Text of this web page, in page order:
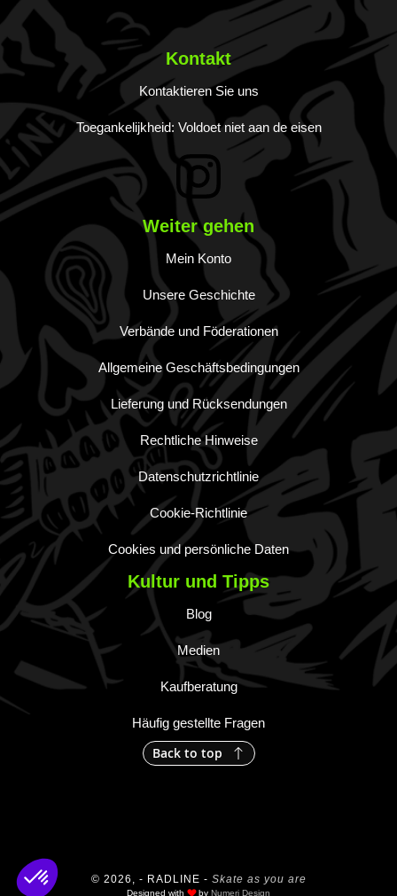
Kontakt
Kontaktieren Sie uns
Toegankelijkheid: Voldoet niet aan de eisen
Weiter gehen
Mein Konto
Unsere Geschichte
Verbände und Föderationen
Allgemeine Geschäftsbedingungen
Lieferung und Rücksendungen
Rechtliche Hinweise
Datenschutzrichtlinie
Cookie-Richtlinie
Cookies und persönliche Daten
Kultur und Tipps
Blog
Medien
Kaufberatung
Häufig gestellte Fragen
Back to top
© 2026, - RADLINE - Skate as you are
Designed with by Numeri Design